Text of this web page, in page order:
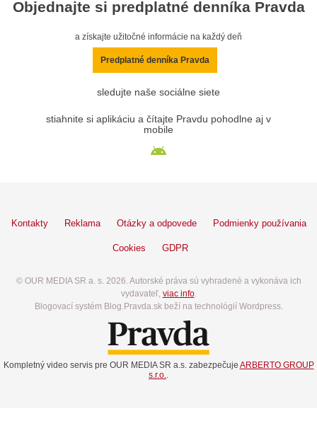
Objednajte si predplatné denníka Pravda
a získajte užitočné informácie na každý deň
Predplatné denníka Pravda
sledujte naše sociálne siete
stiahnite si aplikáciu a čítajte Pravdu pohodlne aj v
mobile
Kontakty Reklama Otázky a odpovede Podmienky používania
Cookies GDPR
© OUR MEDIA SR a. s. 2026. Autorské práva sú vyhradené a vykonáva ich
vydavateľ, viac info.
Blogovací systém Blog.Pravda.sk beží na technológií Wordpress.
Kompletný video servis pre OUR MEDIA SR a.s. zabezpečuje ARBERTO GROUP
s.r.o..